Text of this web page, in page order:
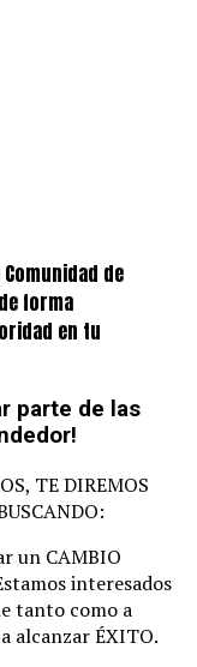
de
forma
en tu
parte de las
TE DIREMOS
un CAMBIO
interesados
tanto como a
alcanzar ÉXITO.